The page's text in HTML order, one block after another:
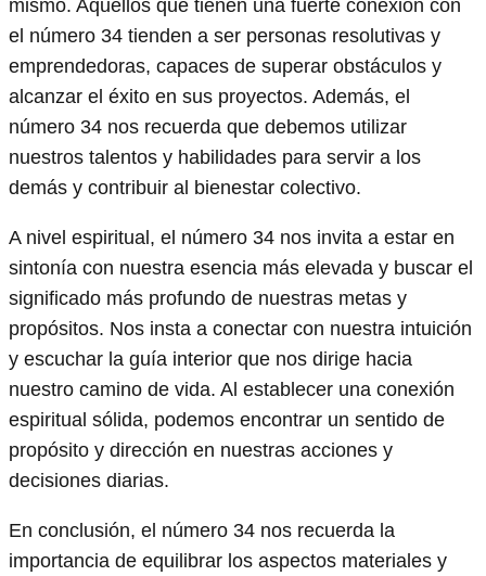
mismo. Aquellos que tienen una fuerte conexión con
el número 34 tienden a ser personas resolutivas y
emprendedoras, capaces de superar obstáculos y
alcanzar el éxito en sus proyectos. Además, el
número 34 nos recuerda que debemos utilizar
nuestros talentos y habilidades para servir a los
demás y contribuir al bienestar colectivo.
A nivel espiritual, el número 34 nos invita a estar en
sintonía con nuestra esencia más elevada y buscar el
significado más profundo de nuestras metas y
propósitos. Nos insta a conectar con nuestra intuición
y escuchar la guía interior que nos dirige hacia
nuestro camino de vida. Al establecer una conexión
espiritual sólida, podemos encontrar un sentido de
propósito y dirección en nuestras acciones y
decisiones diarias.
En conclusión, el número 34 nos recuerda la
importancia de equilibrar los aspectos materiales y